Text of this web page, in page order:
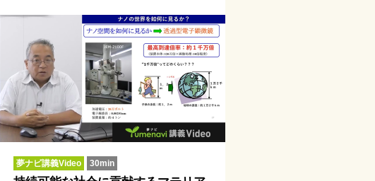
夢ナビ講義Video 30min